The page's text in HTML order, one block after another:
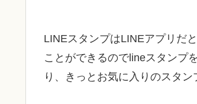
LINEスタンプはLINEアプリだ
ことができるのでlineスタンプ
り、きっとお気に入りのスタン